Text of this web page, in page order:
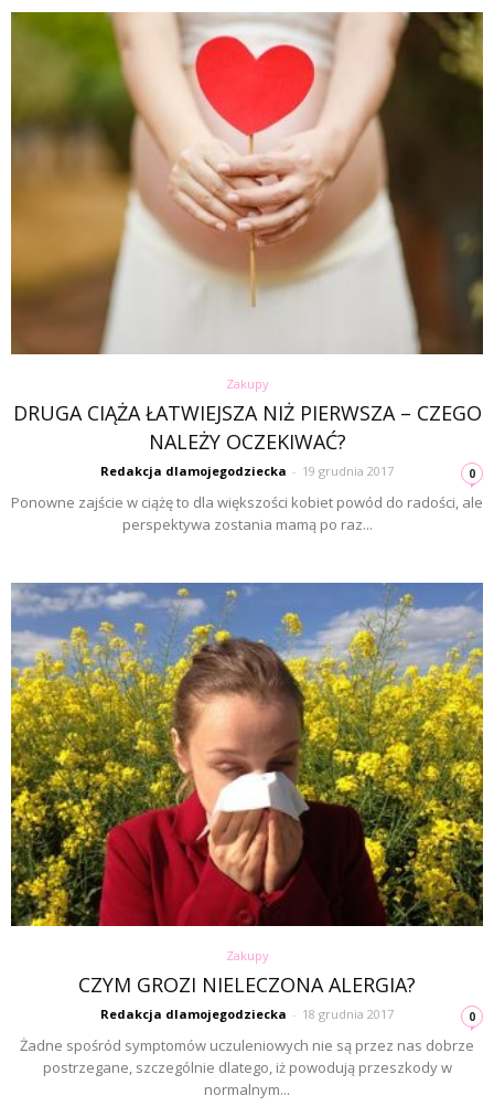
Zakupy
DRUGA CIĄŻA ŁATWIEJSZA NIŻ PIERWSZA – CZEGO
NALEŻY OCZEKIWAĆ?
Redakcja dlamojegodziecka - 19 grudnia 2017 0
Ponowne zajście w ciążę to dla większości kobiet powód do radości, ale
perspektywa zostania mamą po raz...
Zakupy
CZYM GROZI NIELECZONA ALERGIA?
Redakcja dlamojegodziecka - 18 grudnia 2017 0
Żadne spośród symptomów uczuleniowych nie są przez nas dobrze
postrzegane, szczególnie dlatego, iż powodują przeszkody w
normalnym...